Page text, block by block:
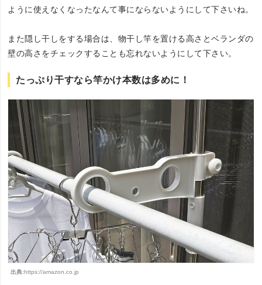
ように使えなくなったなんて事にならないようにして下さいね。
また隠し干しをする場合は、物干し竿を置ける高さとベランダの
壁の高さをチェックすることも忘れないようにして下さい。
たっぷり干すなら竿かけ本数は多めに！
出典:https://amazon.co.jp